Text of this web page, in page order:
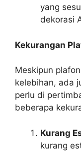
yang
dekorasi
Kekurangan
Meskipun
kelebihan, ada
perlu di
beberapa
Kurang
kurang